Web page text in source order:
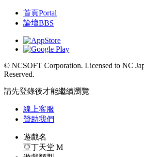
首頁Portal
論壇BBS
© NCSOFT Corporation. Licensed to NC
Reserved.
請先登錄後才能繼續瀏覽
線上客服
贊助我們
遊戲名
亞丁天堂 M